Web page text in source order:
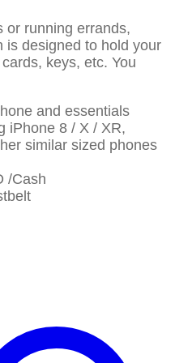
or running errands,
is designed to hold your
keys, etc. You
and essentials
iPhone 8 / X / XR,
similar sized phones
/Cash